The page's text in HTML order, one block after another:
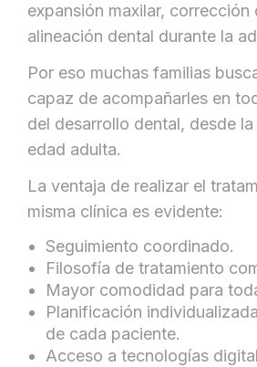
expansión maxilar, corrección
alineación dental durante la
Por eso muchas familias
capaz de acompañarles en
del desarrollo dental, desde
edad adulta.
La ventaja de realizar el
misma clínica es evidente:
Seguimiento coordinado.
Filosofía de tratamiento
Mayor comodidad para
Planificación
de cada paciente.
Acceso a tecnologías